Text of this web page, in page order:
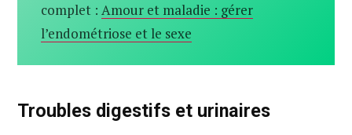
complet : Amour et maladie : gérer
l’endométriose et le sexe
Troubles digestifs et urinaires